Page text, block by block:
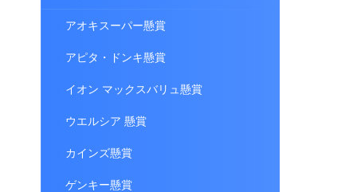
アオキスーパー懸賞
アピタ・ドンキ懸賞
イオン マックスバリュ懸賞
ウエルシア 懸賞
カインズ懸賞
ゲンキー懸賞